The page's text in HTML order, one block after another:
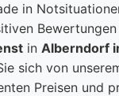
in
in Alberndorf
sich von
Preisen und